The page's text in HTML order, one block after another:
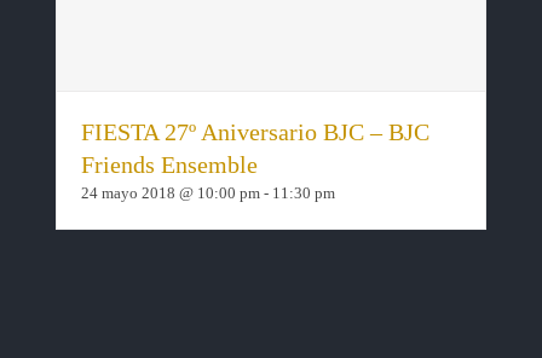
FIESTA 27º Aniversario BJC – BJC
Friends Ensemble
24 mayo 2018 @ 10:00 pm- 11:30 pm